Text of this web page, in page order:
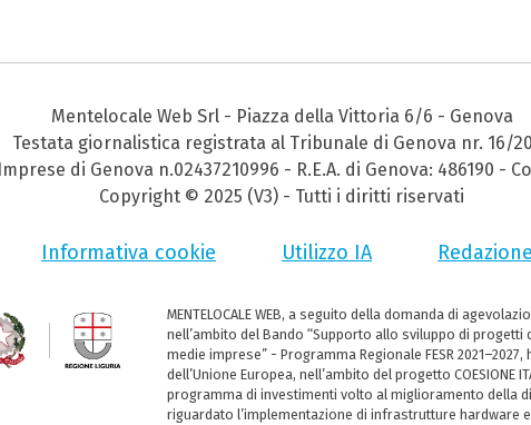
Mentelocale Web Srl - Piazza della Vittoria 6/6 - Genova
Testata giornalistica registrata al Tribunale di Genova nr. 16/
di Genova n.02437210996 - R.E.A. di Genova: 486190 -
Copyright © 2025 (V3) - Tutti i diritti riservati
Informativa cookie Utilizzo IA
MENTELOCALE WEB, a seguito della domanda di
nell’ambito del Bando “Supporto allo sviluppo di
medie imprese” - Programma Regionale FESR
dell’Unione Europea, nell’ambito del progetto COESIONE
programma di investimenti volto al miglioramento della
riguardato l’implementazione di infrastrutture hardware